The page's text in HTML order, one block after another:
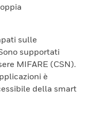
sulle
supportati
MIFARE (CSN).
è
della smart